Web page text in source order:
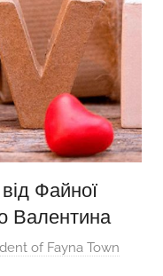
Файної
Валентина
of Fayna Town